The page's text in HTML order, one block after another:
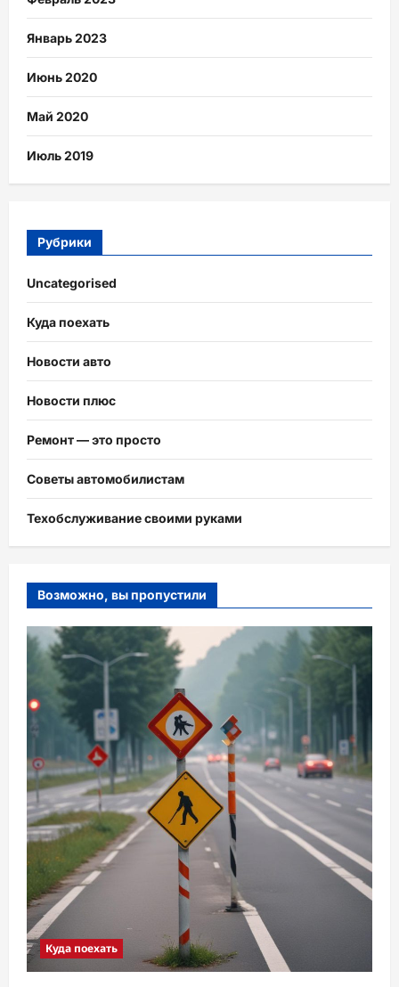
Январь 2023
Июнь 2020
Май 2020
Июль 2019
Рубрики
Uncategorised
Куда поехать
Новости авто
Новости плюс
Ремонт — это просто
Советы автомобилистам
Техобслуживание своими руками
Возможно, вы пропустили
Куда поехать